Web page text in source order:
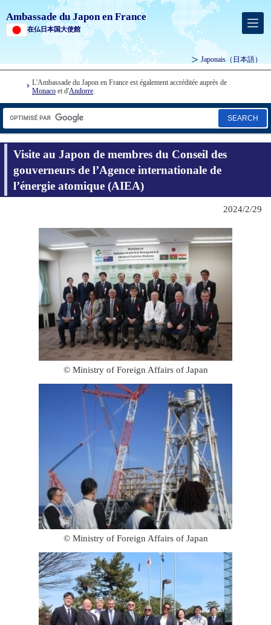
Ambassade du Japon en France
在仏日本国大使館
Japonais （日本語）
L'Ambassade du Japon en France est également accréditée auprès de
Monaco et d'Andorre.
SEARCH
Visite au Japon de membres du Conseil des
gouverneurs de l’Agence internationale de
l’énergie atomique (AIEA)
2024/2/29
© Ministry of Foreign Affairs of Japan
© Ministry of Foreign Affairs of Japan